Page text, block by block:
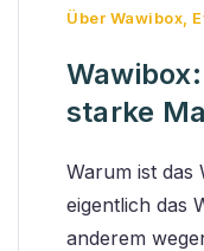
Über Wawibox
starke
Warum ist das
eigentlich das
anderem